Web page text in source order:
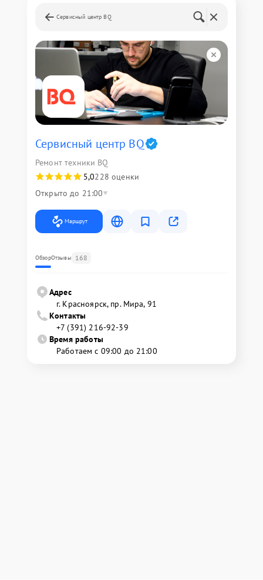
Сервисный центр BQ
Сервисный центр BQ
Ремонт техники BQ
5,0228 оценки
Открыто до 21:00
Маршрут
ОбзорОтзывы 168
Адрес
г. Красноярск, ​пр. Мира, 91
Контакты
+7 (391) 216-92-39
Время работы
Работаем с 09:00 до 21:00